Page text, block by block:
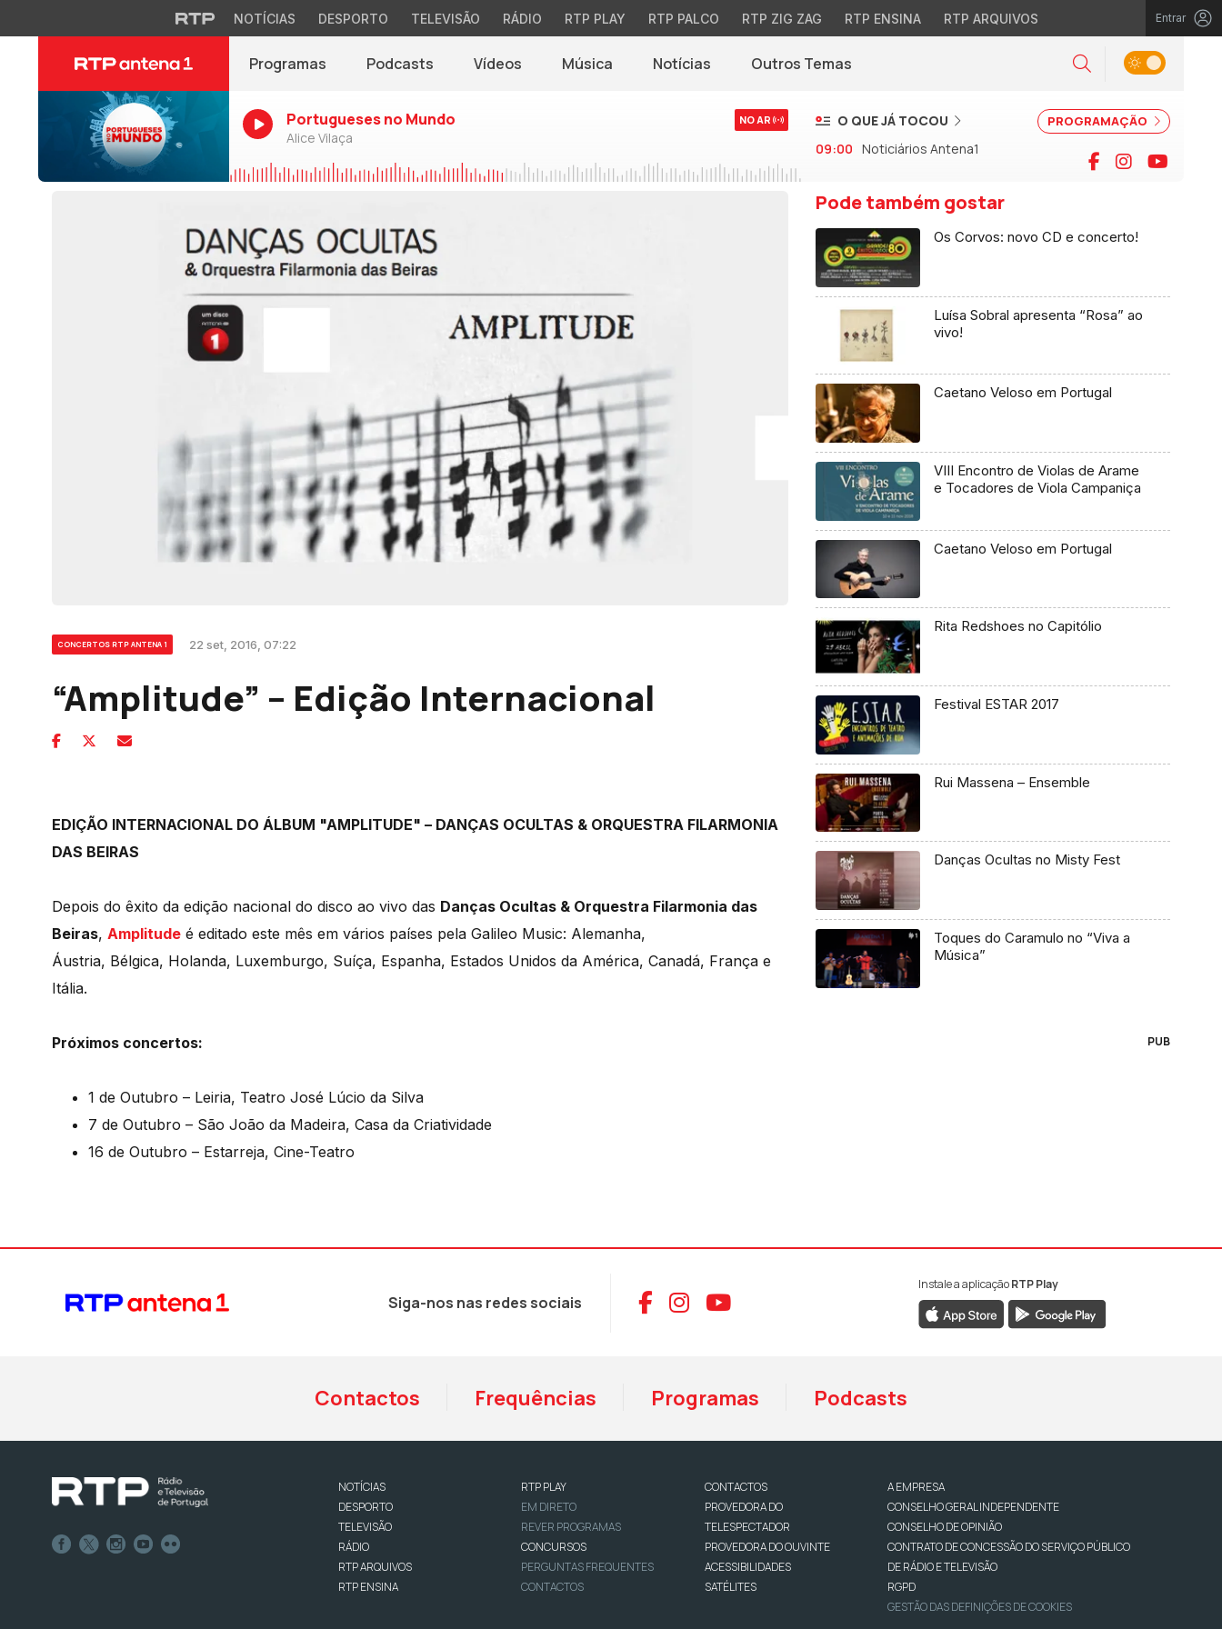
NOTÍCIAS DESPORTO TELEVISÃO RÁDIO RTP PLAY RTP PALCO RTP ZIG ZAG RTP ENSINA RTP ARQUIVOS Entrar
Programas Podcasts Vídeos Música Notícias(abre em nova janela)
Outros Temas Pesquisar
Alternar tema
Portugueses no Mundo
Alice Vilaça
NO AR PROGRAMAÇÃO
O QUE JÁ TOCOU
09:00 Noticiários Antena1 Facebook
Instagram
CONCERTOS RTP ANTENA 1 22 set, 2016, 07:22
“Amplitude” – Edição Internacional
EDIÇÃO INTERNACIONAL DO ÁLBUM "AMPLITUDE" – DANÇAS OCULTAS & ORQUESTRA FILARMONIA
DAS BEIRAS
Depois do êxito da edição nacional do disco ao vivo das Danças Ocultas & Orquestra Filarmonia das
Beiras, Amplitude é editado este mês em vários países pela Galileo Music: Alemanha,
Áustria, Bélgica, Holanda, Luxemburgo, Suíça, Espanha, Estados Unidos da América, Canadá, França e
Itália.
Próximos concertos:
1 de Outubro – Leiria, Teatro José Lúcio da Silva
7 de Outubro – São João da Madeira, Casa da Criatividade
16 de Outubro – Estarreja, Cine-Teatro
Pode também gostar
Os Corvos: novo CD e concerto!
Luísa Sobral apresenta “Rosa” ao
vivo!
Caetano Veloso em Portugal
VIII Encontro de Violas de Arame
e Tocadores de Viola Campaniça
Caetano Veloso em Portugal
Rita Redshoes no Capitólio
Festival ESTAR 2017
Rui Massena – Ensemble
Danças Ocultas no Misty Fest
Toques do Caramulo no “Viva a
Música”
PUB
Siga-nos nas redes sociais Aceder ao Facebook da RTP Antena 1
Aceder ao Instagram da RTP Antena 1
Aceder ao YouTube da RTP Antena 1
Instale a aplicaçãoRTP Play
Contactos Frequências Programas Podcasts
NOTÍCIAS
DESPORTO
TELEVISÃO
RÁDIO
RTP ARQUIVOS
RTP ENSINA
RTP PLAY
EM DIRETO
REVER PROGRAMAS
CONCURSOS
PERGUNTAS FREQUENTES
CONTACTOS
CONTACTOS
PROVEDORA DO
TELESPECTADOR
PROVEDORA DO OUVINTE
ACESSIBILIDADES
SATÉLITES
A EMPRESA
CONSELHO GERAL INDEPENDENTE
CONSELHO DE OPINIÃO
CONTRATO DE CONCESSÃO DO SERVIÇO PÚBLICO
DE RÁDIO E TELEVISÃO
RGPD
GESTÃO DAS DEFINIÇÕES DE COOKIES